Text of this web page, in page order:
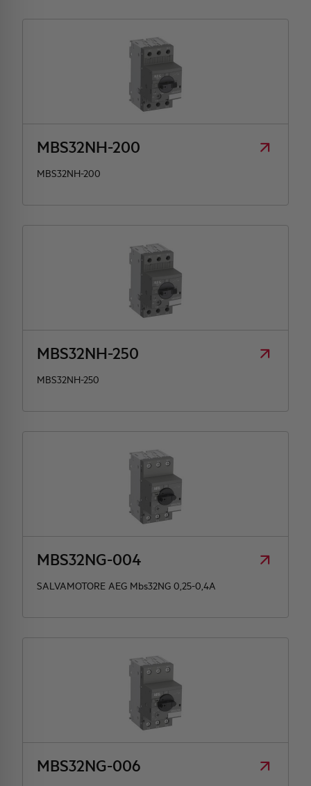
MBS32NH-200
MBS32NH-200
MBS32NH-250
MBS32NH-250
MBS32NG-004
SALVAMOTORE AEG Mbs32NG 0,25-0,4A
MBS32NG-006